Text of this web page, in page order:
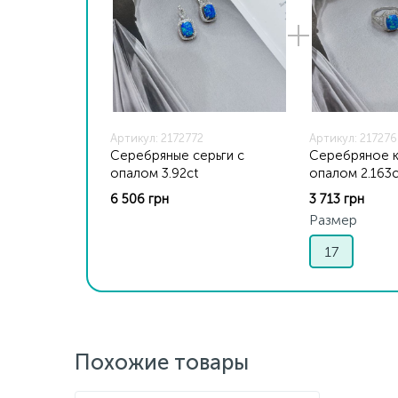
Артикул: 2172772
Серебряные серьги с
опалом 3.92ct
6 506 грн
Артикул:
Серебряное
опалом
3 713 грн
Размер
17
Похожие товары